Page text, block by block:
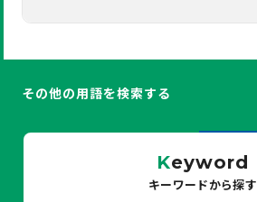
その他の用語を検索する
Keyword
キーワードから探す